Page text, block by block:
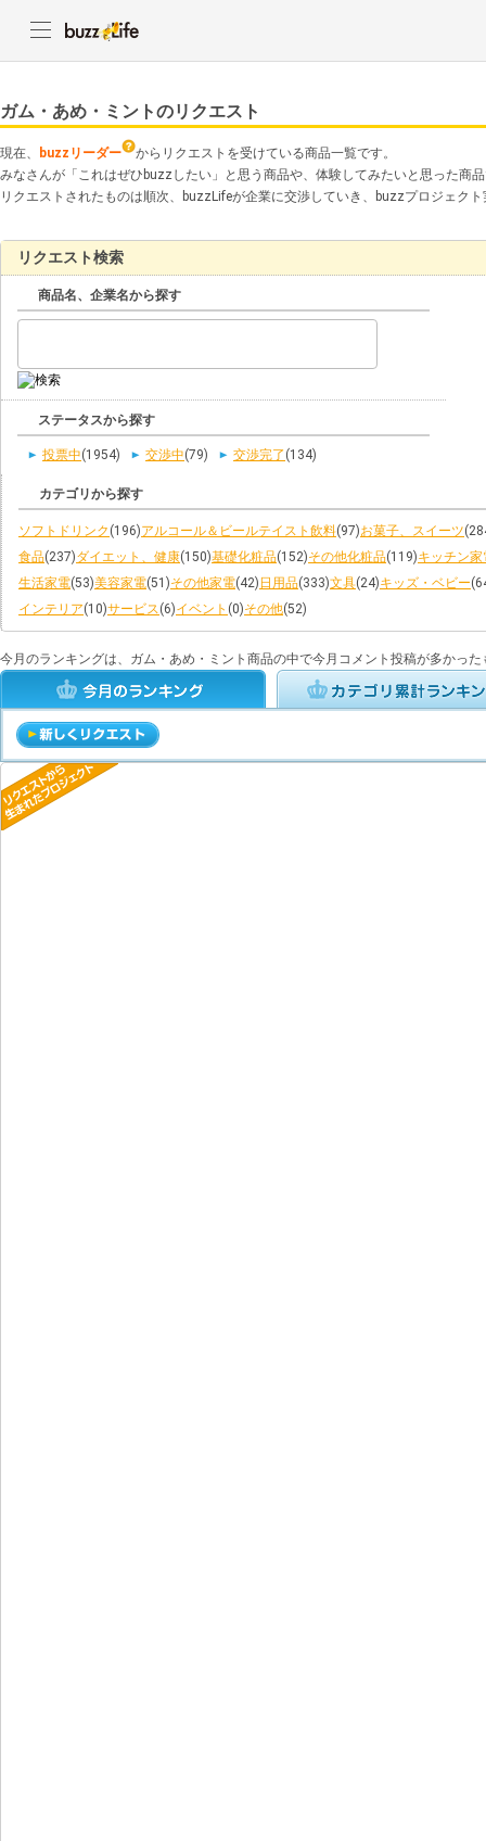
ガム・あめ・ミントのリクエスト
現在、 buzzリーダー
からリクエストを受けている商品一覧です。
みなさんが「これはぜひbuzzしたい」と思う商品や、体験してみたいと思った商
リクエストされたものは順次、buzzLifeが企業に交渉していき、buzzプロジェク
リクエスト検索
商品名、企業名から探す
ステータスから探す
投票中(1954) 交渉中(79) 交渉完了 (134)
カテゴリから探す
ソフトドリンク (196)アルコール＆ビールテイスト飲料(97)お菓子、スイーツ
食品(237)ダイエット、健康(150)基礎化粧品(152)その他化粧品(119)キッチン家
生活家電(53)美容家電(51)その他家電(42) 日用品(333)文具(24)キッズ・ベビー
インテリア(10)サービス(6)イベント (0)その他(52)
今月のランキングは、ガム・あめ・ミント商品の中で今月コメント投稿が多かっ